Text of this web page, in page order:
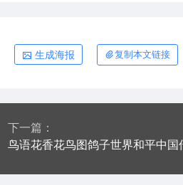
生成海报 复制本文链接
下一篇：